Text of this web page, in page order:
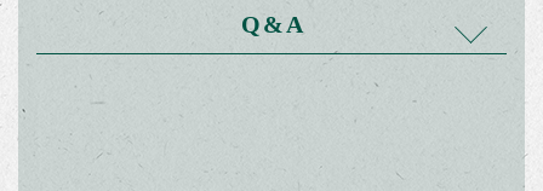
る。（※1）失われた厚さ1ｃmの土壌を元にもど
すのに、自然に任せるだけでは100年もかかる。
ReDAICHIで、野菜を育てるだけでなく、たくさ
んの土の中の生き物や微生物を守り、大地を再生
土づくりから種播き、苗の植付から収穫までしっ
かりサポートします。農業アドバイザーの指導も
受けられますので、初心者でも安心です。
Q&A
Q.どんな野菜がつくれますか？